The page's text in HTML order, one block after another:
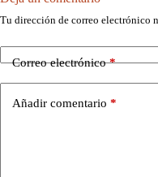
Tu dirección de correo electrónico
Correo electrónico*
Añadir comentario *